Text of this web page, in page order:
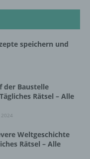
speichern und
der Baustelle
Rätsel – Alle
Weltgeschichte
Rätsel – Alle
in einer Weise,
Daten
spezifischen
werden